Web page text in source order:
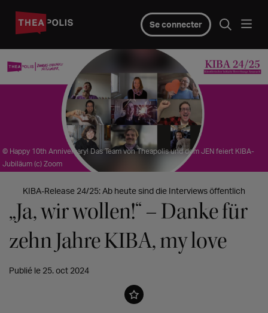
Se connecter
© Happy 10th Anniversary! Das Team von Theapolis und dem JEN feiert KIBA-
Jubiläum (c) Zoom
KIBA-Release 24/25: Ab heute sind die Interviews öffentlich
„Ja, wir wollen!“ – Danke für
zehn Jahre KIBA, my love
Publié le 25. oct 2024